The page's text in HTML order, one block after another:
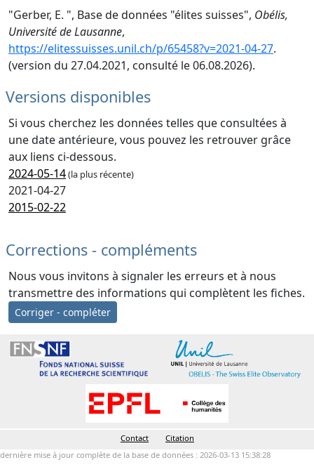
"Gerber, E. ", Base de données "élites suisses", Obélis,
Université de Lausanne,
https://elitessuisses.unil.ch/p/65458?v=2021-04-27.
(version du 27.04.2021, consulté le 06.08.2026).
Versions disponibles
Si vous cherchez les données telles que consultées à
une date antérieure, vous pouvez les retrouver grâce
aux liens ci-dessous.
2024-05-14(la plus récente)
2021-04-27
2015-02-22
Corrections - compléments
Nous vous invitons à signaler les erreurs et à nous
transmettre des informations qui complètent les fiches.
Corriger - compléter
Contact
Citation
dernière mise à jour complète de la base de données : 2026-03-13 15:38:28